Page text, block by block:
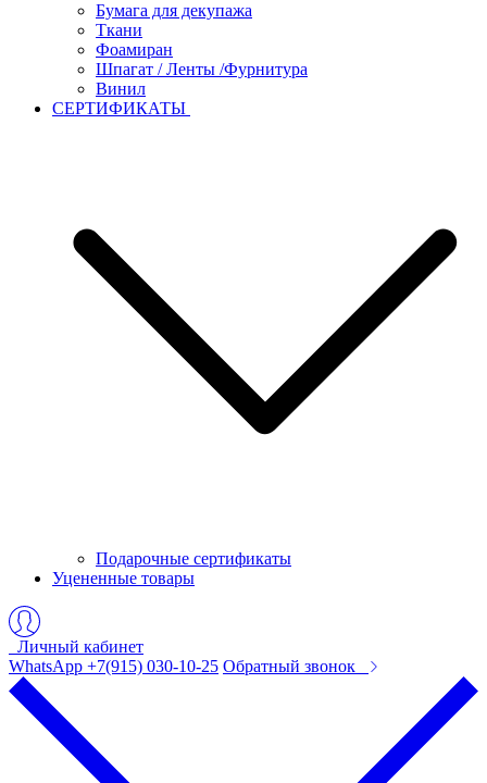
Бумага для декупажа
Ткани
Фоамиран
Шпагат / Ленты /Фурнитура
Винил
СЕРТИФИКАТЫ
Подарочные сертификаты
Уцененные товары
Личный кабинет
WhatsApp +7(915) 030-10-25 Обратный звонок